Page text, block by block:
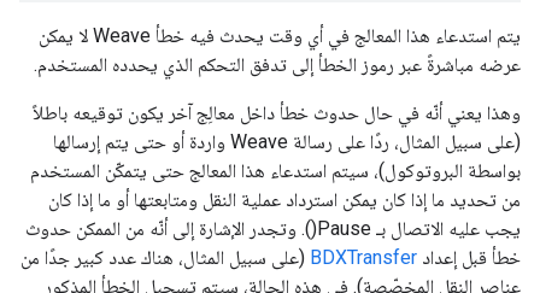
يتم استدعاء هذا المعالج في أي وقت يحدث فيه خطأ Weave لا يمكن
عرضه مباشرةً عبر رموز الخطأ إلى تدفق التحكم الذي يحدده المستخدم.
وهذا يعني أنّه في حال حدوث خطأ داخل معالِج آخر يكون توقيعه باطلاً
(على سبيل المثال، ردًا على رسالة Weave واردة أو حتى يتم إرسالها
بواسطة البروتوكول)، سيتم استدعاء هذا المعالج حتى يتمكّن المستخدم
من تحديد ما إذا كان يمكن استرداد عملية النقل ومتابعتها أو ما إذا كان
يجب عليه الاتصال بـ Pause(). وتجدر الإشارة إلى أنّه من الممكن حدوث
خطأ قبل إعداد BDXTransfer (على سبيل المثال، هناك عدد كبير جدًا من
عناصر النقل المخصّصة). في هذه الحالة، سيتم تسجيل الخطأ المذكور